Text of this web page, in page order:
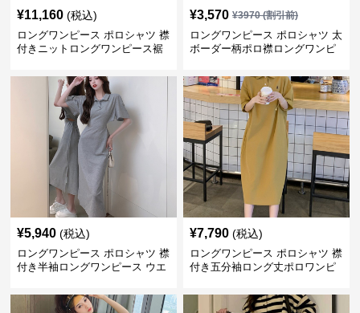
¥11,160 (税込)
ロングワンピース ポロシャツ 襟
付きニットロングワンピース裾
¥3,570 ¥3970(割引前)
ロングワンピース ポロシャツ 太
ボーダー柄ポロ襟ロングワンピ
¥5,940 (税込)
ロングワンピース ポロシャツ 襟
付き半袖ロングワンピース ウエ
¥7,790 (税込)
ロングワンピース ポロシャツ 襟
付き五分袖ロング丈ポロワンピ